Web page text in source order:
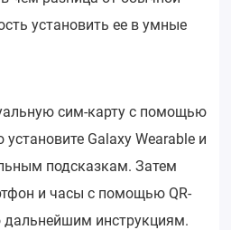
установить ее в умные
сим-карту с помощью
Galaxy Wearable и
подсказкам. Затем
и часы с помощью QR-
дальнейшим инструкциям.